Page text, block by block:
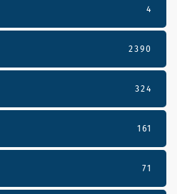
4
2390
324
161
71